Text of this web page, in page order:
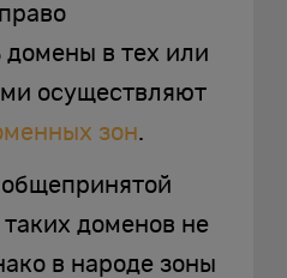
домены в тех или
осуществляют
зон.
доменов не
в народе зоны